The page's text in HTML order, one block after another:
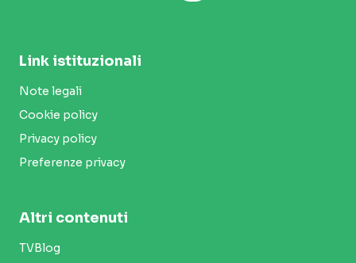
Link istituzionali
Note legali
Cookie policy
Privacy policy
Preferenze privacy
Altri contenuti
TVBlog